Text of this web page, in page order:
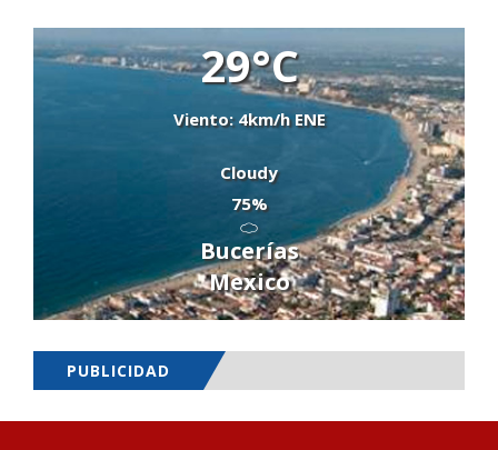
29°C
Viento: 4km/h ENE
Cloudy
75%
Bucerías
Mexico
PUBLICIDAD